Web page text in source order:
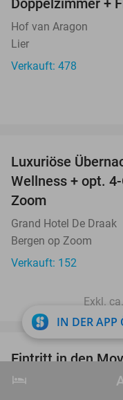
hotel
Hof van Aragon
Lier
Verkauft: 478
Luxuriöse
Wellness + opt.
Zoom
Grand Hotel De Draak
Bergen op Zoom
Verkauft: 152
Exkl.
Eintritt in den
Movie Park Germany
IN DER APP